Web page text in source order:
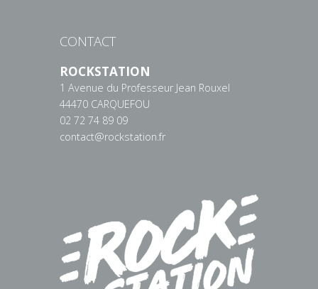
CONTACT
ROCKSTATION
1 Avenue du Professeur Jean Rouxel
44470 CARQUEFOU
02 72 74 89 09
contact@rockstation.fr